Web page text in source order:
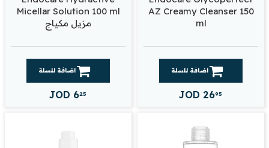
AZ Creamy Cleanser 150
ml
اضافة للسلة
JOD 2695
Micellar Solution 100 ml
مزيل مكياج
اضافة للسلة
JOD 625